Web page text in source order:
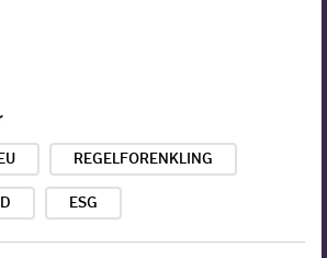
EU REGELFORENKLING
ESG